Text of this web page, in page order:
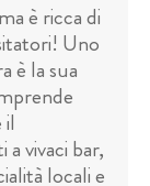
è ricca di
Uno
è la sua
vivaci bar,
locali e